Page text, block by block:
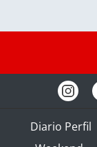
Diario Perfil